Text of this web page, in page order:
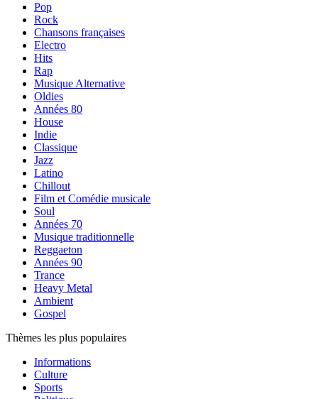
Pop
Rock
Chansons françaises
Electro
Hits
Rap
Musique Alternative
Oldies
Années 80
House
Indie
Classique
Jazz
Latino
Chillout
Film et Comédie musicale
Soul
Années 70
Musique traditionnelle
Reggaeton
Années 90
Trance
Heavy Metal
Ambient
Gospel
Thèmes les plus populaires
Informations
Culture
Sports